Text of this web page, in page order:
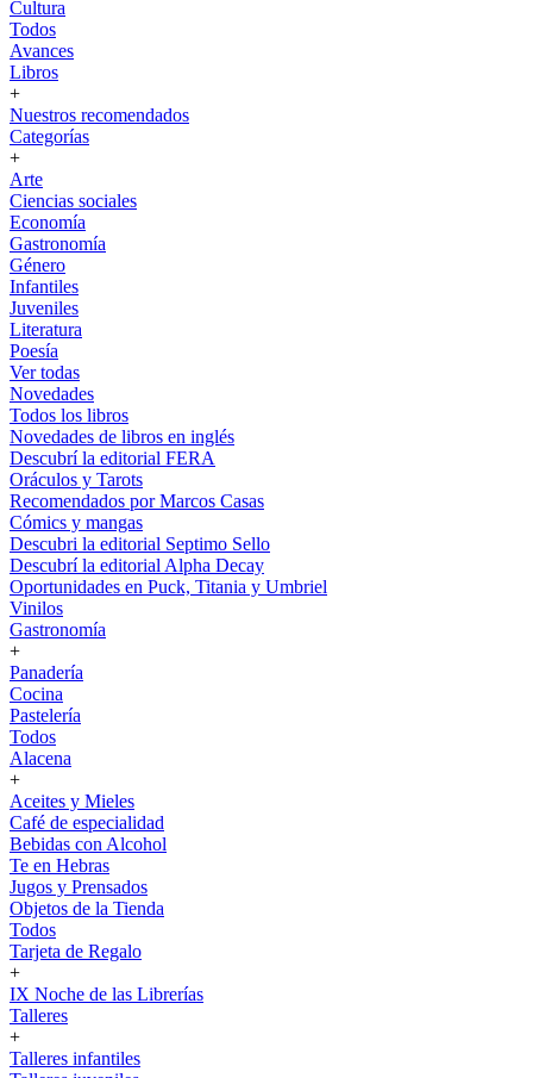
Cultura
Todos
Avances
Libros
+
Nuestros recomendados
Categorías
+
Arte
Ciencias sociales
Economía
Gastronomía
Género
Infantiles
Juveniles
Literatura
Poesía
Ver todas
Novedades
Todos los libros
Novedades de libros en inglés
Descubrí la editorial FERA
Oráculos y Tarots
Recomendados por Marcos Casas
Cómics y mangas
Descubri la editorial Septimo Sello
Descubrí la editorial Alpha Decay
Oportunidades en Puck, Titania y Umbriel
Vinilos
Gastronomía
+
Panadería
Cocina
Pastelería
Todos
Alacena
+
Aceites y Mieles
Café de especialidad
Bebidas con Alcohol
Te en Hebras
Jugos y Prensados
Objetos de la Tienda
Todos
Tarjeta de Regalo
+
IX Noche de las Librerías
Talleres
+
Talleres infantiles